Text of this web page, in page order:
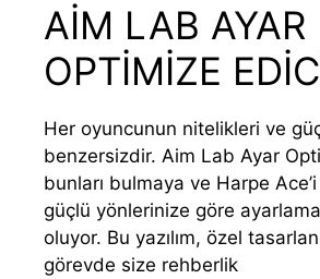
AİM LAB AYAR
OPTİMİZE
Her oyuncunun nitelikleri ve
benzersizdir. Aim Lab Ayar
bunları bulmaya ve Harpe Ace’i
güçlü yönlerinize göre
oluyor. Bu yazılım, özel
görevde size rehberlik